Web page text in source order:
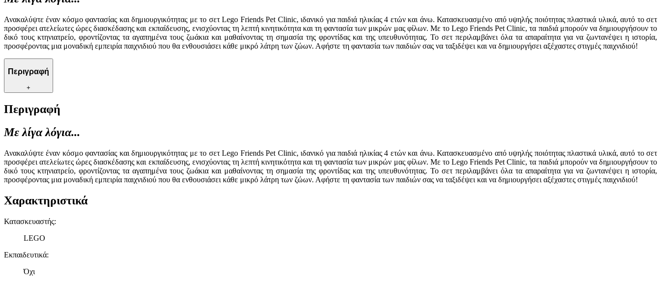
Ανακαλύψτε έναν κόσμο φαντασίας και δημιουργικότητας με το σετ Lego Friends Pet Clinic, ιδανικό για παιδιά ηλικίας 4 ετών και άνω. Κατασκευασμένο από υψηλής ποιότητας πλαστικά υλικά, αυτό το σετ
προσφέρει ατελείωτες ώρες διασκέδασης και εκπαίδευσης, ενισχύοντας τη λεπτή κινητικότητα και τη φαντασία των μικρών μας φίλων. Με το Lego Friends Pet Clinic, τα παιδιά μπορούν να δημιουργήσουν το
δικό τους κτηνιατρείο, φροντίζοντας τα αγαπημένα τους ζωάκια και μαθαίνοντας τη σημασία της φροντίδας και της υπευθυνότητας. Το σετ περιλαμβάνει όλα τα απαραίτητα για να ζωντανέψει η ιστορία,
προσφέροντας μια μοναδική εμπειρία παιχνιδιού που θα ενθουσιάσει κάθε μικρό λάτρη των ζώων. Αφήστε τη φαντασία των παιδιών σας να ταξιδέψει και να δημιουργήσει αξέχαστες στιγμές παιχνιδιού!
Περιγραφή
+
Περιγραφή
Με λίγα λόγια...
Ανακαλύψτε έναν κόσμο φαντασίας και δημιουργικότητας με το σετ Lego Friends Pet Clinic, ιδανικό για παιδιά ηλικίας 4 ετών και άνω. Κατασκευασμένο από υψηλής ποιότητας πλαστικά υλικά, αυτό το σετ
προσφέρει ατελείωτες ώρες διασκέδασης και εκπαίδευσης, ενισχύοντας τη λεπτή κινητικότητα και τη φαντασία των μικρών μας φίλων. Με το Lego Friends Pet Clinic, τα παιδιά μπορούν να δημιουργήσουν το
δικό τους κτηνιατρείο, φροντίζοντας τα αγαπημένα τους ζωάκια και μαθαίνοντας τη σημασία της φροντίδας και της υπευθυνότητας. Το σετ περιλαμβάνει όλα τα απαραίτητα για να ζωντανέψει η ιστορία,
προσφέροντας μια μοναδική εμπειρία παιχνιδιού που θα ενθουσιάσει κάθε μικρό λάτρη των ζώων. Αφήστε τη φαντασία των παιδιών σας να ταξιδέψει και να δημιουργήσει αξέχαστες στιγμές παιχνιδιού!
Χαρακτηριστικά
Κατασκευαστής:
LEGO
Εκπαιδευτικά:
Όχι